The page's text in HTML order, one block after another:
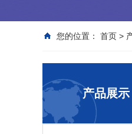
您的位置： 首页 >
产品展示